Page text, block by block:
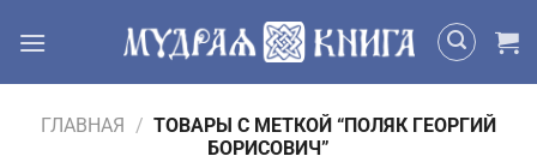
ГЛАВНАЯ / ТОВАРЫ С МЕТКОЙ “ПОЛЯК ГЕОРГИЙ
БОРИСОВИЧ”